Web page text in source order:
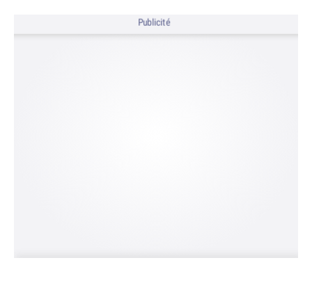
Publicité